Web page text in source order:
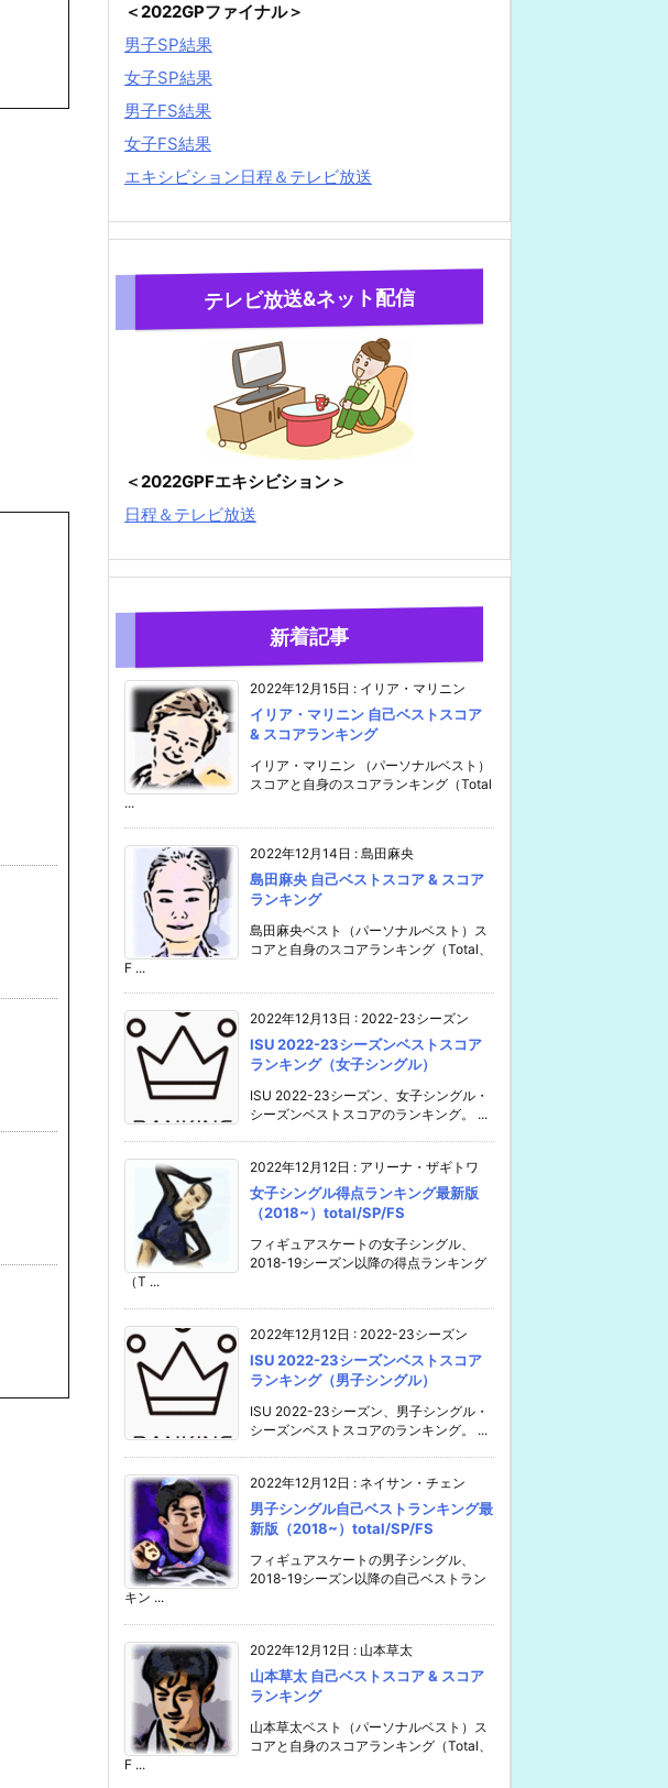
＜2022GPファイナル＞
男子SP結果
女子SP結果
男子FS結果
女子FS結果
エキシビション日程＆テレビ放送
テレビ放送&ネット配信
＜2022GPFエキシビション＞
日程＆テレビ放送
新着記事
2022年12月15日 : イリア・マリニン
イリア・マリニン 自己ベストスコア
& スコアランキング
イリア・マリニン （パーソナルベスト）
スコアと自身のスコアランキング（Total
...
2022年12月14日 : 島田麻央
島田麻央 自己ベストスコア & スコア
ランキング
島田麻央ベスト（パーソナルベスト）ス
コアと自身のスコアランキング（Total、
F ...
2022年12月13日 : 2022-23シーズン
ISU 2022-23シーズンベストスコア
ランキング（女子シングル）
ISU 2022-23シーズン、女子シングル・
シーズンベストスコアのランキング。 ...
2022年12月12日 : アリーナ・ザギトワ
女子シングル得点ランキング最新版
（2018~）total/SP/FS
フィギュアスケートの女子シングル、
2018-19シーズン以降の得点ランキング
（T ...
2022年12月12日 : 2022-23シーズン
ISU 2022-23シーズンベストスコア
ランキング（男子シングル）
ISU 2022-23シーズン、男子シングル・
シーズンベストスコアのランキング。 ...
2022年12月12日 : ネイサン・チェン
男子シングル自己ベストランキング最
新版（2018~）total/SP/FS
フィギュアスケートの男子シングル、
2018-19シーズン以降の自己ベストラン
キン ...
2022年12月12日 : 山本草太
山本草太 自己ベストスコア & スコア
ランキング
山本草太ベスト（パーソナルベスト）ス
コアと自身のスコアランキング（Total、
F ...